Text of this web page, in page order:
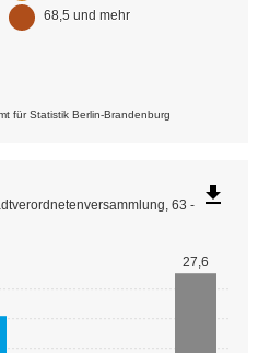
für Statistik Berlin-Brandenburg
68,5 und mehr
27,6
63 - file_download